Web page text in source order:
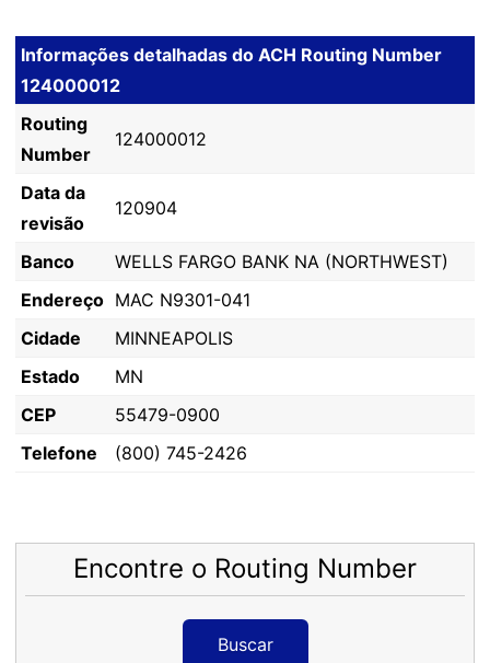
Informações detalhadas do ACH Routing Number
124000012
Routing
Number
124000012
Data da
revisão
120904
Banco
WELLS FARGO BANK NA (NORTHWEST)
Endereço MAC N9301-041
Cidade
MINNEAPOLIS
Estado
MN
CEP
55479-0900
Telefone
(800) 745-2426
Encontre o Routing Number
Buscar